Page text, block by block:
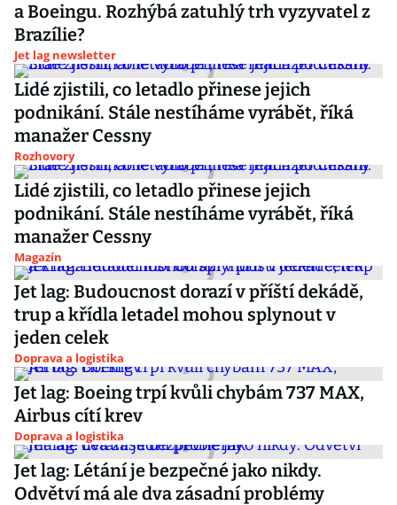
a Boeingu. Rozhýbá zatuhlý trh vyzyvatel z
Brazílie?
Jet lag newsletter
Lidé zjistili, co letadlo přinese jejich
podnikání. Stále nestíháme vyrábět, říká
manažer Cessny
Rozhovory
Lidé zjistili, co letadlo přinese jejich
podnikání. Stále nestíháme vyrábět, říká
manažer Cessny
Magazín
Jet lag: Budoucnost dorazí v příští dekádě,
trup a křídla letadel mohou splynout v
jeden celek
Doprava a logistika
Jet lag: Boeing trpí kvůli chybám 737 MAX,
Airbus cítí krev
Doprava a logistika
Jet lag: Létání je bezpečné jako nikdy.
Odvětví má ale dva zásadní problémy